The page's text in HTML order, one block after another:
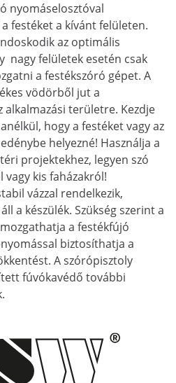
nyomáselosztóval
festéket a kívánt felületen.
az optimális
nagy felületek esetén csak
a festékszóró gépet. A
vödörből jut a
területre. Kezdje
hogy a festéket vagy az
helyezné! Használja a
projektekhez, legyen szó
kis faházakról!
vázzal rendelkezik,
a készülék. Szükség szerint a
a festékfújó
biztosíthatja a
A szórópisztoly
fúvókavédő további